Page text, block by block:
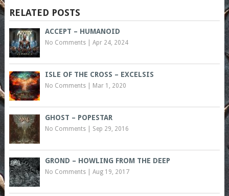
RELATED POSTS
ACCEPT – HUMANOID
No Comments| Apr 24, 2024
ISLE OF THE CROSS – EXCELSIS
No Comments| Mar 1, 2020
GHOST – POPESTAR
No Comments| Sep 29, 2016
GROND – HOWLING FROM THE DEEP
No Comments| Aug 19, 2017